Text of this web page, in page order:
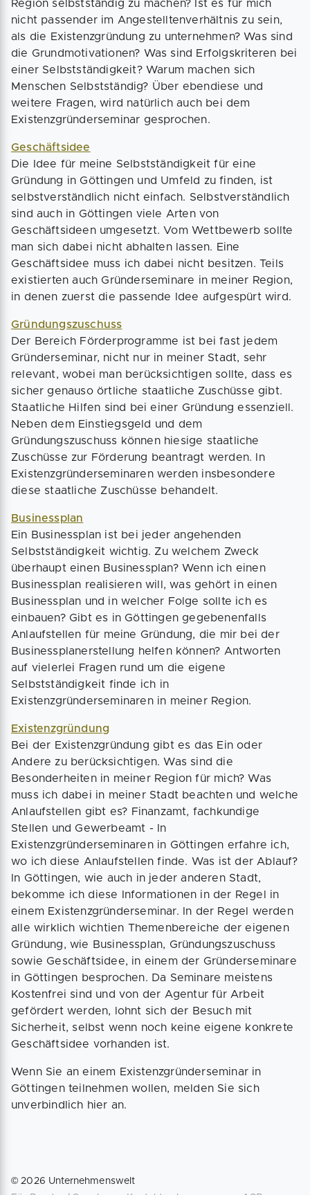
Region selbstständig zu machen? Ist es für mich
nicht passender im Angestelltenverhältnis zu sein,
als die Existenzgründung zu unternehmen? Was sind
die Grundmotivationen? Was sind Erfolgskriteren bei
einer Selbstständigkeit? Warum machen sich
Menschen Selbstständig? Über ebendiese und
weitere Fragen, wird natürlich auch bei dem
Existenzgründerseminar gesprochen.
Geschäftsidee
Die Idee für meine Selbstständigkeit für eine
Gründung in Göttingen und Umfeld zu finden, ist
selbstverständlich nicht einfach. Selbstverständlich
sind auch in Göttingen viele Arten von
Geschäftsideen umgesetzt. Vom Wettbewerb sollte
man sich dabei nicht abhalten lassen. Eine
Geschäftsidee muss ich dabei nicht besitzen. Teils
existierten auch Gründerseminare in meiner Region,
in denen zuerst die passende Idee aufgespürt wird.
Gründungszuschuss
Der Bereich Förderprogramme ist bei fast jedem
Gründerseminar, nicht nur in meiner Stadt, sehr
relevant, wobei man berücksichtigen sollte, dass es
sicher genauso örtliche staatliche Zuschüsse gibt.
Staatliche Hilfen sind bei einer Gründung essenziell.
Neben dem Einstiegsgeld und dem
Gründungszuschuss können hiesige staatliche
Zuschüsse zur Förderung beantragt werden. In
Existenzgründerseminaren werden insbesondere
diese staatliche Zuschüsse behandelt.
Businessplan
Ein Businessplan ist bei jeder angehenden
Selbstständigkeit wichtig. Zu welchem Zweck
überhaupt einen Businessplan? Wenn ich einen
Businessplan realisieren will, was gehört in einen
Businessplan und in welcher Folge sollte ich es
einbauen? Gibt es in Göttingen gegebenenfalls
Anlaufstellen für meine Gründung, die mir bei der
Businessplanerstellung helfen können? Antworten
auf vielerlei Fragen rund um die eigene
Selbstständigkeit finde ich in
Existenzgründerseminaren in meiner Region.
Existenzgründung
Bei der Existenzgründung gibt es das Ein oder
Andere zu berücksichtigen. Was sind die
Besonderheiten in meiner Region für mich? Was
muss ich dabei in meiner Stadt beachten und welche
Anlaufstellen gibt es? Finanzamt, fachkundige
Stellen und Gewerbeamt - In
Existenzgründerseminaren in Göttingen erfahre ich,
wo ich diese Anlaufstellen finde. Was ist der Ablauf?
In Göttingen, wie auch in jeder anderen Stadt,
bekomme ich diese Informationen in der Regel in
einem Existenzgründerseminar. In der Regel werden
alle wirklich wichtien Themenbereiche der eigenen
Gründung, wie Businessplan, Gründungszuschuss
sowie Geschäftsidee, in einem der Gründerseminare
in Göttingen besprochen. Da Seminare meistens
Kostenfrei sind und von der Agentur für Arbeit
gefördert werden, lohnt sich der Besuch mit
Sicherheit, selbst wenn noch keine eigene konkrete
Geschäftsidee vorhanden ist.
Wenn Sie an einem Existenzgründerseminar in
Göttingen teilnehmen wollen, melden Sie sich
unverbindlich hier an.
©2026 Unternehmenswelt